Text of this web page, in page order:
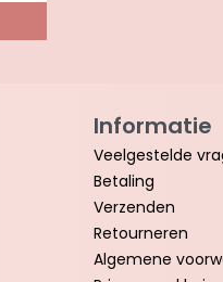
Informatie
Veelgestelde
Betaling
Verzenden
Retourneren
Algemene